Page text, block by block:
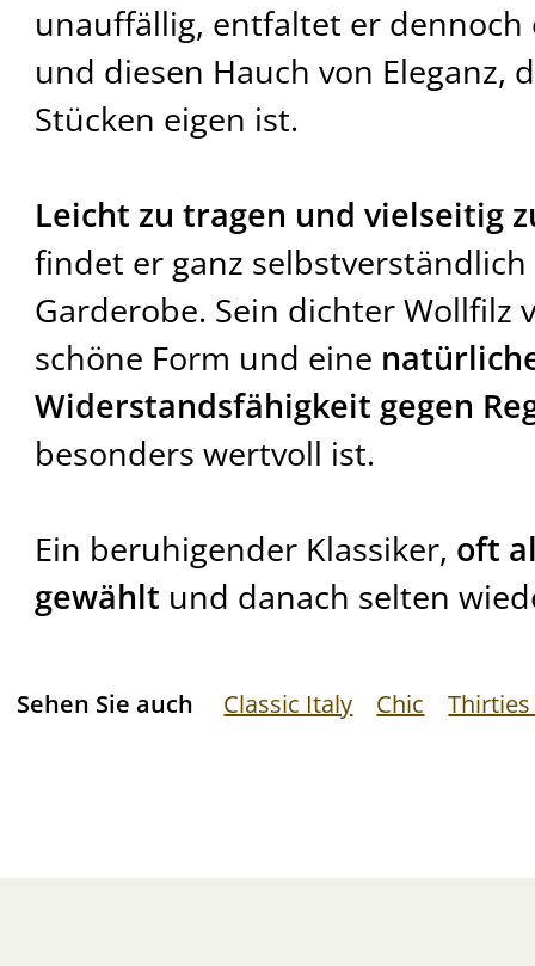
unauffällig, entfaltet er dennoch
und diesen Hauch von Eleganz,
Stücken eigen ist.
Leicht zu tragen und vielseitig
findet er ganz
Garderobe. Sein dichter Wollfilz
schöne Form und eine
Widerstandsfähigkeit gegen
besonders wertvoll ist.
Ein beruhigender Klassiker, oft
gewählt und danach selten
Sehen Sie auch Classic Italy Chic